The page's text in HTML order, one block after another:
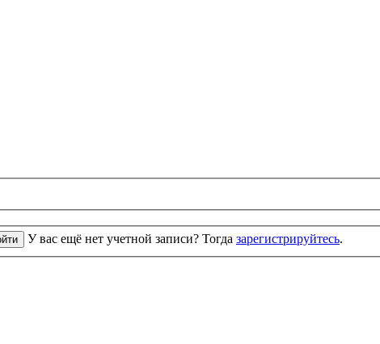
У вас ещё нет учетной записи? Тогда зарегистрируйтесь.